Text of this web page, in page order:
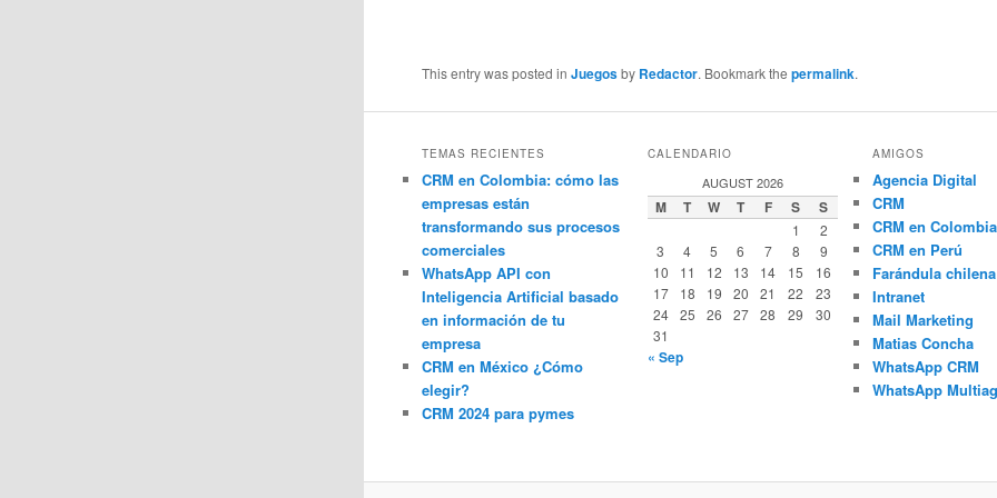
This entry was posted inJuegosby Redactor. Bookmark thepermalink.
TEMAS RECIENTES
CRM en Colombia: cómo las
empresas están
transformando sus procesos
comerciales
WhatsApp API con
Inteligencia Artificial basado
en información de tu
empresa
CRM en México ¿Cómo
elegir?
CRM 2024 para pymes
CALENDARIO
AUGUST 2026
M T W T F S S
1
2
3
4 5 6 7 8
9
10
11 12 13 14 15
16
17
18 19 20 21 22
23
24
25 26 27 28 29
30
31
« Sep
AMIGOS
Agencia Digital
CRM
CRM en Colombia
CRM en Perú
Farándula chilena
Intranet
Mail Marketing
Matias Concha
WhatsApp CRM
WhatsApp